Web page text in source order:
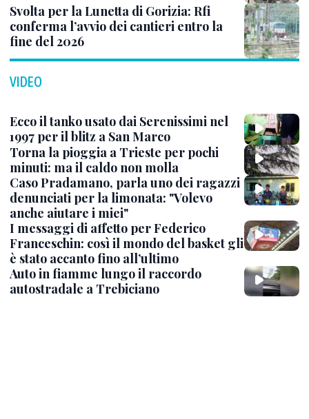
Svolta per la Lunetta di Gorizia: Rfi
conferma l’avvio dei cantieri entro la
fine del 2026
VIDEO
Ecco il tanko usato dai Serenissimi nel
1997 per il blitz a San Marco
Torna la pioggia a Trieste per pochi
minuti: ma il caldo non molla
Caso Pradamano, parla uno dei ragazzi
denunciati per la limonata: "Volevo
anche aiutare i miei"
I messaggi di affetto per Federico
Franceschin: così il mondo del basket gli
è stato accanto fino all’ultimo
Auto in fiamme lungo il raccordo
autostradale a Trebiciano